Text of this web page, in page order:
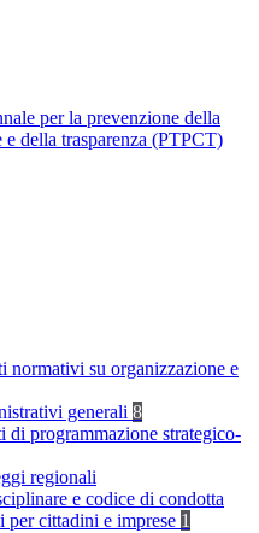
per la prevenzione della
e della trasparenza (PTPCT)
normativi su organizzazione e
generali 8
di programmazione strategico-
regionali
e codice di condotta
cittadini e imprese 1